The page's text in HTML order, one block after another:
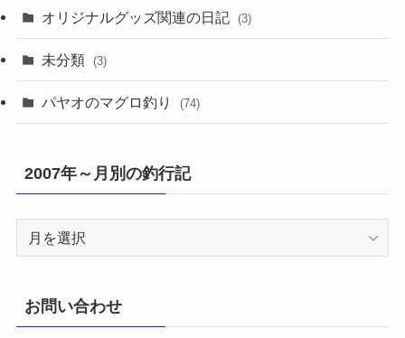
オリジナルグッズ関連の日記 (3)
未分類 (3)
パヤオのマグロ釣り (74)
2007年～月別の釣行記
2007
月
別
お問い合わせ